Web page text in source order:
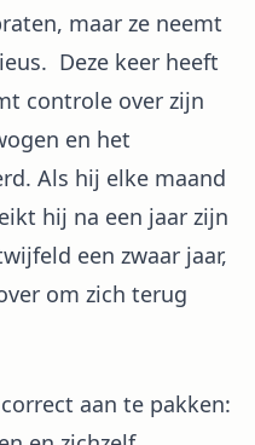
maar ze neemt
Deze keer heeft
controle over zijn
en het
Als hij elke maand
hij na een jaar zijn
een zwaar jaar,
om zich terug
aan te pakken: